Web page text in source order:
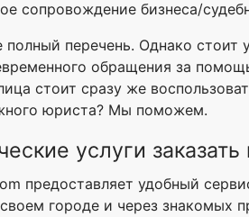
сопровождение бизнеса/
полный перечень. Однако стоит
обращения за
стоит сразу же
юриста? Мы поможем.
услуги заказать
предоставляет удобный
своем городе и через знакомых